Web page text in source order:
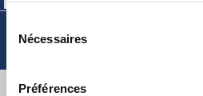
Nécessaires
Préférences